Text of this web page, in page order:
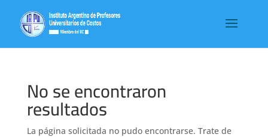
No se encontraron
resultados
La página solicitada no pudo encontrarse. Trate de